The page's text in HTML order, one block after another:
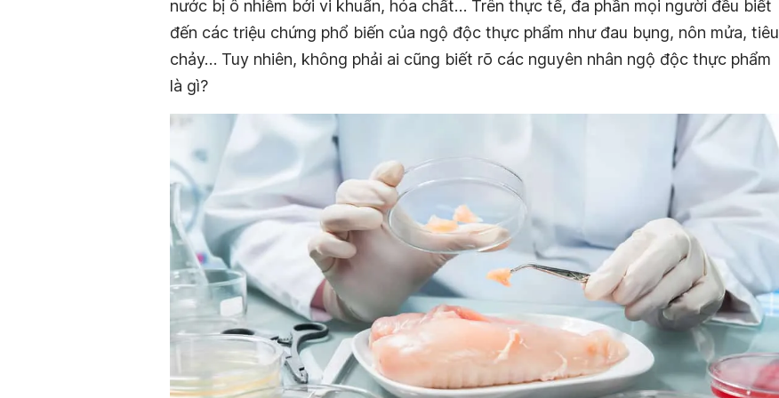
nước bị ô nhiễm bởi vi khuẩn, hóa chất… Trên thực tế, đa phần mọi người đều biết
đến các triệu chứng phổ biến của ngộ độc thực phẩm như đau bụng, nôn mửa, tiêu
chảy… Tuy nhiên, không phải ai cũng biết rõ các nguyên nhân ngộ độc thực phẩm
là gì?